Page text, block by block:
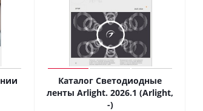
Каталог Светодиодные
ленты Arlight. 2026.1 (Arlight,
-)